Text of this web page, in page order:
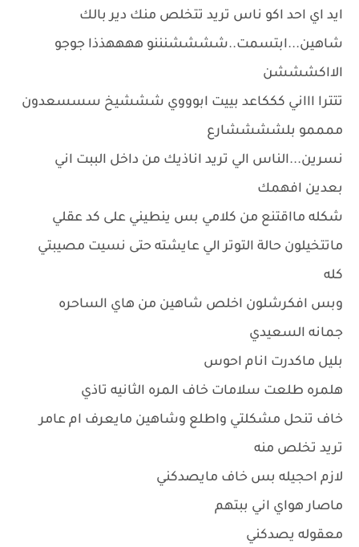
ايد اي احد اكو ناس تريد تتخلص منك دير بالك
شاهين...ابتسمت..ششششنننو ههههذذا جوجو
الااكشششن
تتترا اااني كككاعد بييت ابوووي شششيخ سسسعدون
ممممو بلششششارع
نسرين...الناس الي تريد اناذيك من داخل الببت اني
بعدين افهمك
شكله مااقتنع من كلامي بس ينطيني على كد عقلي
ماتتخيلون حالة التوتر الي عايشته حتى نسيت مصيبتي
كله
وبس افكرشلون اخلص شاهين من هاي الساحره
جمانه السعيدي
بليل ماكدرت انام احوس
هلمره طلعت سلامات خاف المره الثانيه تاذي
خاف تنحل مشكلتي واطلع وشاهين مايعرف ام عامر
تريد تخلص منه
لازم احجيله بس خاف مايصدكني
ماصار هواي اني ببتهم
معقوله يصدكني